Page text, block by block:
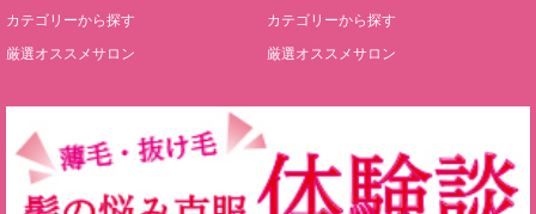
カテゴリーから探す
厳選オススメサロン
カテゴリーから探す
厳選オススメサロン